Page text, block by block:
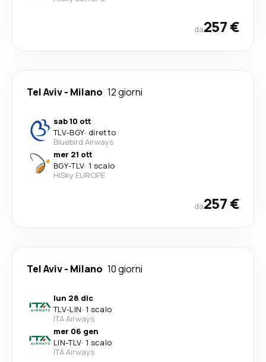
da257 €
Tel Aviv- Milano 12 giorni
sab 10 ott
TLV-BGY· diretto
Bluebird Airways
mer 21 ott
BGY-TLV· 1 scalo
HiSky EUROPE
da257 €
Tel Aviv- Milano 10 giorni
lun 28 dic
TLV-LIN· 1 scalo
ITA Airways
mer 06 gen
LIN-TLV· 1 scalo
ITA Airways